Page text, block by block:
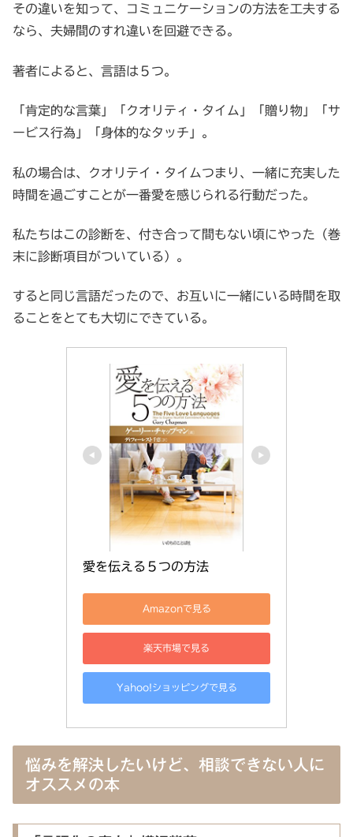
その違いを知って、コミュニケーションの方法を工夫する
なら、夫婦間のすれ違いを回避できる。
著者によると、言語は５つ。
「肯定的な言葉」「クオリティ・タイム」「贈り物」「サ
ービス行為」「身体的なタッチ」。
私の場合は、クオリテイ・タイムつまり、一緒に充実した
時間を過ごすことが一番愛を感じられる行動だった。
私たちはこの診断を、付き合って間もない頃にやった（巻
末に診断項目がついている）。
すると同じ言語だったので、お互いに一緒にいる時間を取
ることをとても大切にできている。
愛を伝える５つの方法
Amazonで見る
楽天市場で見る
Yahoo!ショッピングで見る
悩みを解決したいけど、相談できない人に
オススメの本